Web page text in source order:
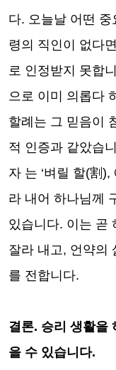
다. 오늘날 어떤
령의 직인이 없다
로 인정받지 못합
으로 이미 의롭다
할례는 그 믿음이
적 인증과 같았습
자 는 ‘벼릴 할(割),
라 내어 하나님께
있습니다. 이는 곧
잘라 내고, 언약의
를 전합니다.
결론. 승리 생활을
을 수 있습니다.